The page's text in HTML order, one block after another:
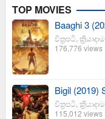
TOP MOVIES
Baaghi 3
චිත්‍රපටි ක්‍රියාදාම
176,776 views
Bigil
චිත්‍රපටි ක්‍රියාදාම
115,012 views